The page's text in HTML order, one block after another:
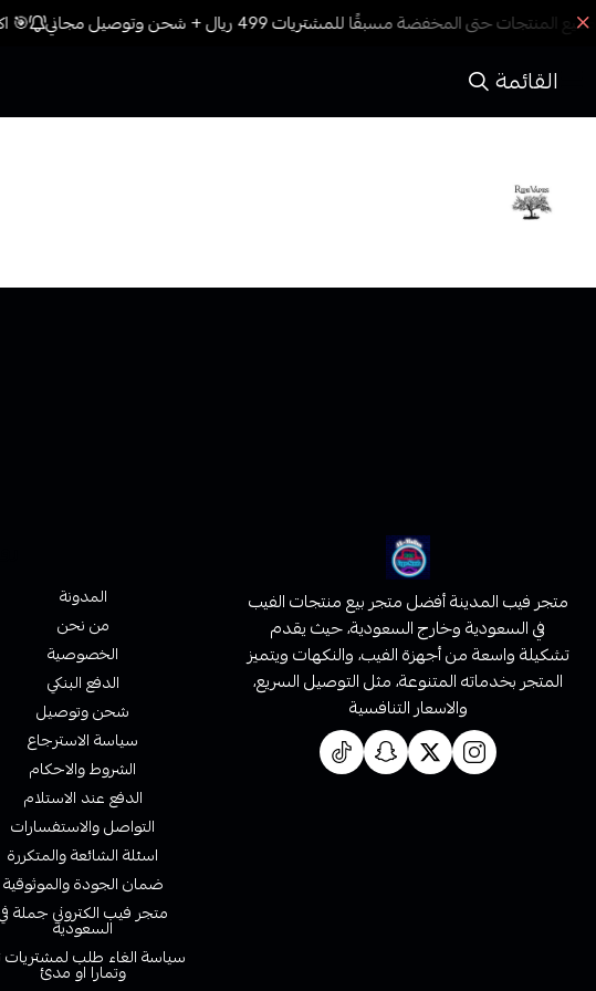
🎯
القائمة
متجر فيب المدينة أفضل متجر بيع منتجات الفيب
في السعودية وخارج السعودية، حيث يقدم
تشكيلة واسعة من أجهزة الفيب، والنكهات ويتميز
المتجر بخدماته المتنوعة، مثل التوصيل السريع،
والاسعار التنافسية
المدونة
من نحن
الخصوصية
الدفع البنكي
شحن وتوصيل
سياسة الاسترجاع
الشروط والاحكام
الدفع عند الاستلام
التواصل والاستفسارات
اسئلة الشائعة والمتكررة
ضمان الجودة والموثوقية
متجر فيب الكتروني جملة
السعودية
سياسة الغاء طلب لمشتريات
وتمارا او مدئ